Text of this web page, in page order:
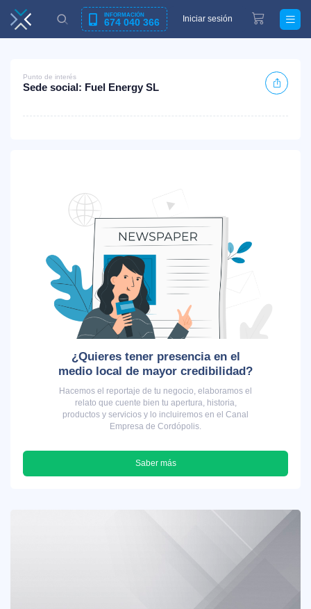
INFORMACIÓN
674 040 366 Iniciar sesión
Punto de interés
Sede social: Fuel Energy SL
¿Quieres tener presencia en el
medio local de mayor credibilidad?
Hacemos el reportaje de tu negocio, elaboramos el
relato que cuente bien tu apertura, historia,
productos y servicios y lo incluiremos en el Canal
Empresa de Cordópolis.
Saber más